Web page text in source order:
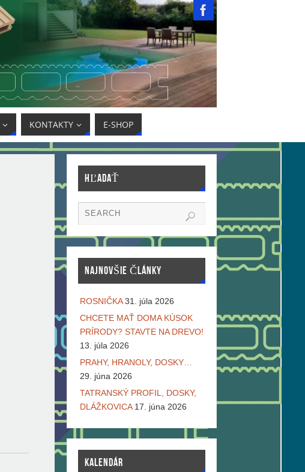
KONTAKTY E-SHOP
HĽADAŤ
NAJNOVŠIE ČLÁNKY
ROSNIČKA 31. júla 2026
CHCETE MAŤ DOMA KÚSOK
PRÍRODY? STAVTE NA DREVO!
13. júla 2026
PRAHY, HRANOLY, DOSKY…
29. júna 2026
TATRANSKÝ PROFIL, DOSKY,
DLÁŽKOVICA 17. júna 2026
KALENDÁR